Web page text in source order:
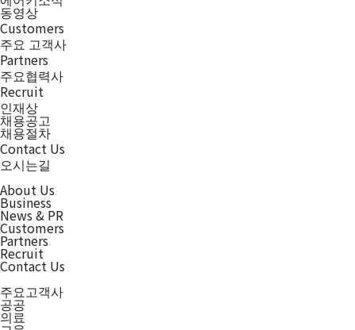
동영상
Customers
주요 고객사
Partners
주요협력사
Recruit
인재상
채용공고
채용절차
Contact Us
오시는길
About Us
Business
News & PR
Customers
Partners
Recruit
Contact Us
주요고객사
공공
의료